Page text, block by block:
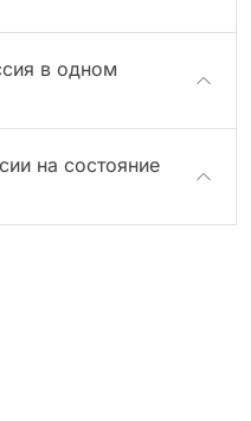
в одном
на состояние